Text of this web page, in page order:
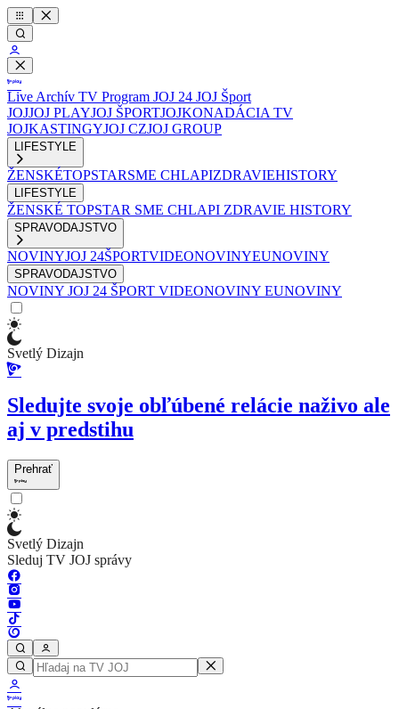
Live Archív TV Program JOJ 24 JOJ Šport
JOJJOJ PLAYJOJ ŠPORTJOJKONADÁCIA TV
JOJKASTINGYJOJ CZJOJ GROUP
LIFESTYLE
ŽENSKÉTOPSTARSME CHLAPIZDRAVIEHISTORY
LIFESTYLE
ŽENSKÉ TOPSTAR SME CHLAPI ZDRAVIE HISTORY
SPRAVODAJSTVO
NOVINYJOJ 24ŠPORTVIDEONOVINYEUNOVINY
SPRAVODAJSTVO
NOVINY JOJ 24 ŠPORT VIDEONOVINY EUNOVINY
Svetlý Dizajn
Sledujte svoje obľúbené relácie naživo ale
aj v predstihu
Prehrať
Svetlý Dizajn
Sleduj TV JOJ správy